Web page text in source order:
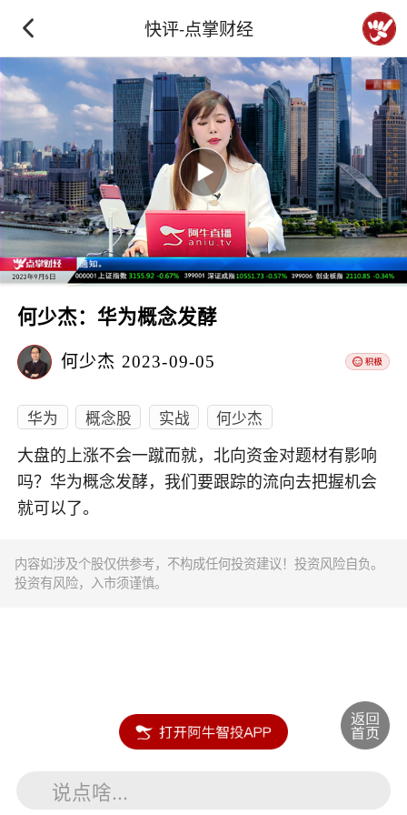
快评-点掌财经
何少杰：华为概念发酵
何少杰 2023-09-05
华为 概念股 实战 何少杰
大盘的上涨不会一蹴而就，北向资金对题材有影响
吗？华为概念发酵，我们要跟踪的流向去把握机会
就可以了。
内容如涉及个股仅供参考，不构成任何投资建议！投资风险自负。
投资有风险，入市须谨慎。
说点啥...